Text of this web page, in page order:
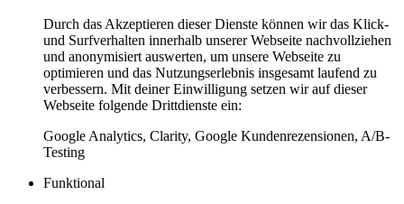
Durch das Akzeptieren dieser Dienste können wir das Klick-
und Surfverhalten innerhalb unserer Webseite nachvollziehen
und anonymisiert auswerten, um unsere Webseite zu
optimieren und das Nutzungserlebnis insgesamt laufend zu
verbessern. Mit deiner Einwilligung setzen wir auf dieser
Webseite folgende Drittdienste ein:
Google Analytics, Clarity, Google Kundenrezensionen, A/B-
Testing
Funktional